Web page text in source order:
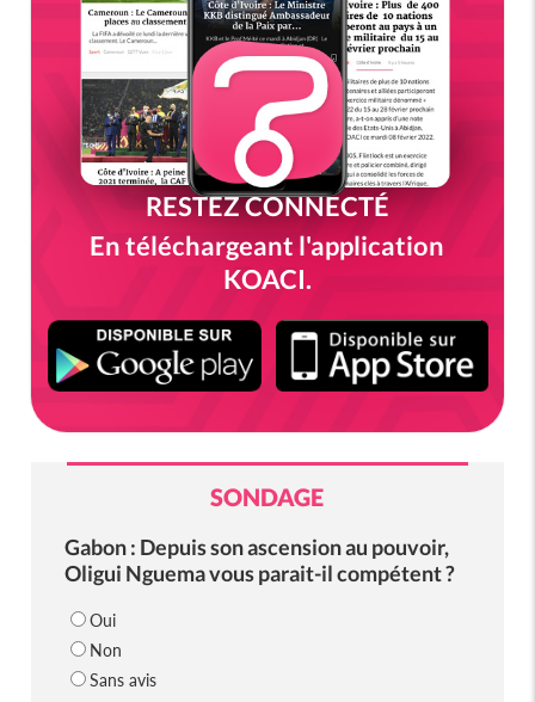
RESTEZ CONNECTÉ
En téléchargeant l'application
KOACI.
SONDAGE
Gabon : Depuis son ascension au pouvoir,
Oligui Nguema vous parait-il compétent ?
Oui
Non
Sans avis